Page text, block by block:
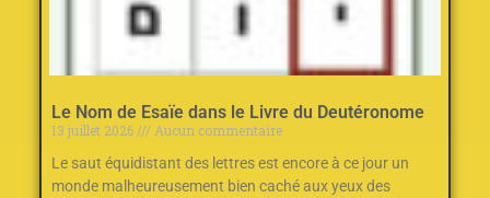
Le Nom de Esaïe dans le Livre du Deutéronome
13 juillet 2026
Aucun commentaire
Le saut équidistant des lettres est encore à ce jour un
monde malheureusement bien caché aux yeux des